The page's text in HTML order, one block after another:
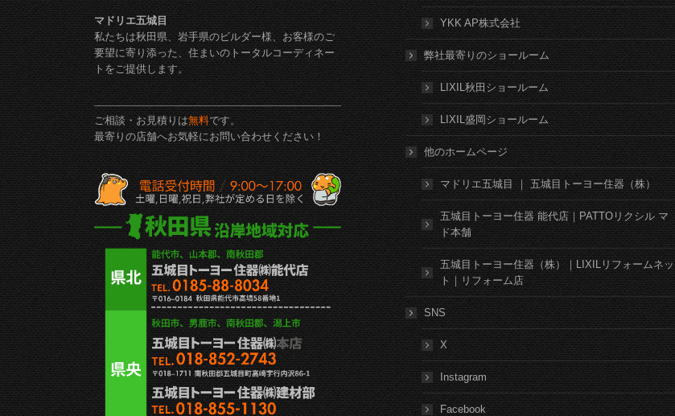
マドリエ五城目
私たちは秋田県、岩手県のビルダー様、お客様のご
要望に寄り添った、住まいのトータルコーディネー
トをご提供します。
ご相談・お見積りは無料です。
最寄りの店舗へお気軽にお問い合わせください！
YKK AP株式会社
弊社最寄りのショールーム
LIXIL秋田ショールーム
LIXIL盛岡ショールーム
他のホームページ
マドリエ五城目 ｜ 五城目トーヨー住器（株）
五城目トーヨー住器 能代店｜PATTOリクシル マ
ド本舗
五城目トーヨー住器（株）｜LIXILリフォームネッ
ト｜リフォーム店
SNS
X
Instagram
Facebook